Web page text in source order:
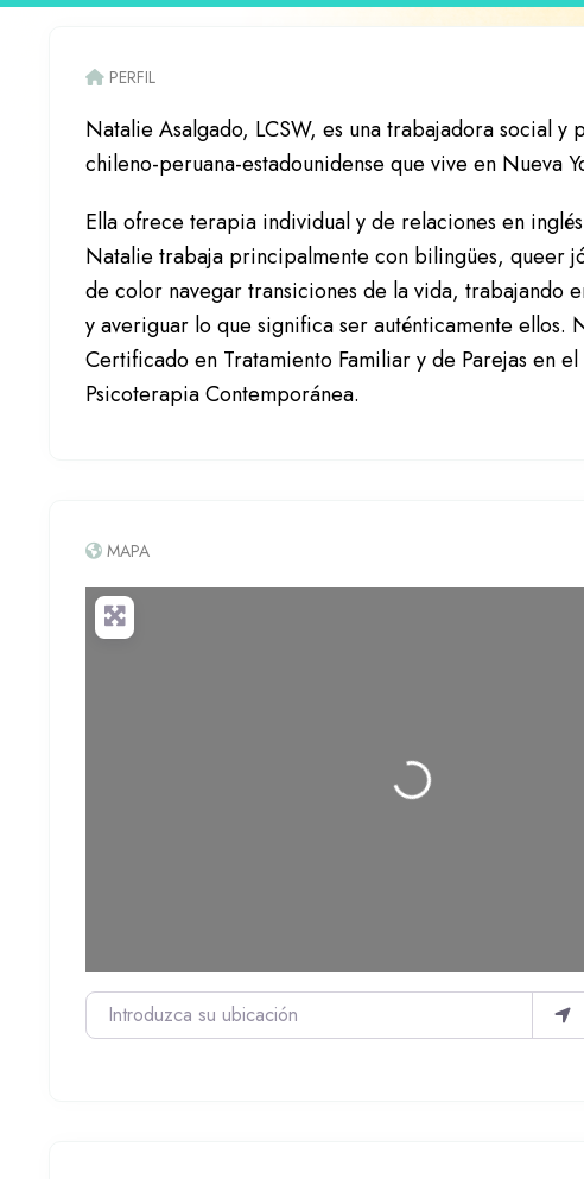
PERFIL
Natalie Asalgado, LCSW, es una trabajadora social y
chileno-peruana-estadounidense que vive en Nueva
Ella ofrece terapia individual y de relaciones en
Natalie trabaja principalmente con bilingües, queer
de color navegar transiciones de la vida, trabajando
y averiguar lo que significa ser auténticamente ellos.
Certificado en Tratamiento Familiar y de Parejas en
Psicoterapia Contemporánea.
MAPA
Cargando...
Introduzca su ubicación